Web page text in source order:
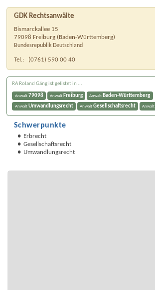
GDK Rechtsanwälte
Bismarckallee 15
79098 Freiburg (Baden-Württemberg)
Bundesrepublik Deutschland
Tel.: (0761) 590 00 40
RA Roland Gäng ist gelistet in ...
Anwalt 79098 Anwalt Freiburg Anwalt Baden-Württemberg
Anwalt Umwandlungsrecht Anwalt Gesellschaftsrecht Anwalt
Schwerpunkte
Erbrecht
Gesellschaftsrecht
Umwandlungsrecht